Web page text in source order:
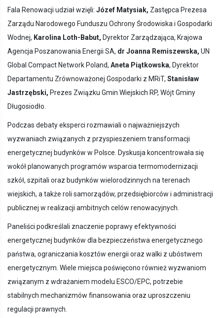
Fala Renowacji udział wzięli: Józef Matysiak, Zastępca Prezesa
Zarządu Narodowego Funduszu Ochrony Środowiska i Gospodarki
Wodnej, Karolina Loth-Babut, Dyrektor Zarządzająca, Krajowa
Agencja Poszanowania Energii SA, dr Joanna Remiszewska, UN
Global Compact Network Poland, Aneta Piątkowska, Dyrektor
Departamentu Zrównoważonej Gospodarki z MRiT, Stanisław
Jastrzębski, Prezes Związku Gmin Wiejskich RP, Wójt Gminy
Długosiodło.
Podczas debaty eksperci rozmawiali o najważniejszych
wyzwaniach związanych z przyspieszeniem transformacji
energetycznej budynków w Polsce. Dyskusja koncentrowała się
wokół planowanych programów wsparcia termomodernizacji
szkół, szpitali oraz budynków wielorodzinnych na terenach
wiejskich, a także roli samorządów, przedsiębiorców i administracji
publicznej w realizacji ambitnych celów renowacyjnych.
Paneliści podkreślali znaczenie poprawy efektywności
energetycznej budynków dla bezpieczeństwa energetycznego
państwa, ograniczania kosztów energii oraz walki z ubóstwem
energetycznym. Wiele miejsca poświęcono również wyzwaniom
związanym z wdrażaniem modelu ESCO/EPC, potrzebie
stabilnych mechanizmów finansowania oraz uproszczeniu
regulacji prawnych.